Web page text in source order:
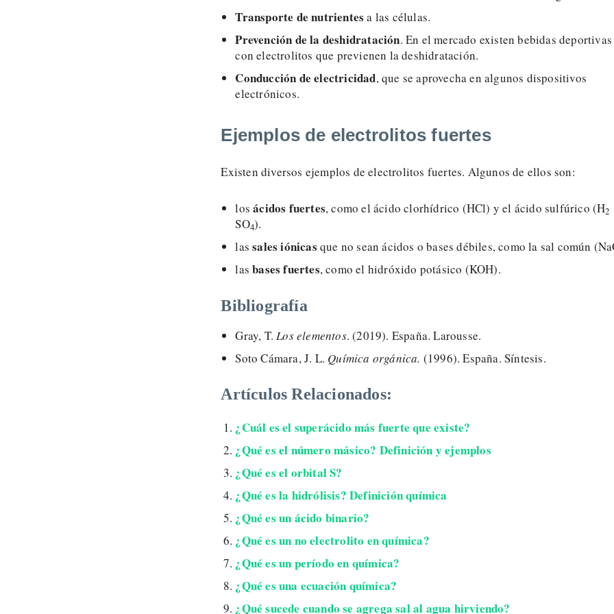
Transporte de nutrientes a las células.
Prevención de la deshidratación. En el mercado existen bebidas deportivas
con electrolitos que previenen la deshidratación.
Conducción de electricidad, que se aprovecha en algunos dispositivos
electrónicos.
Ejemplos de electrolitos fuertes
Existen diversos ejemplos de electrolitos fuertes. Algunos de ellos son:
losácidos fuertes, como el ácido clorhídrico (HCl) y el ácido sulfúrico (H2
SO4).
lassales iónicas que no sean ácidos o bases débiles, como la sal común
lasbases fuertes, como el hidróxido potásico (KOH).
Bibliografía
Gray, T.Los elementos. (2019). España. Larousse.
Soto Cámara, J. L. Química orgánica. (1996). España. Síntesis.
Artículos Relacionados:
¿Cuál es el superácido más fuerte que existe?
¿Qué es el número másico? Definición y ejemplos
¿Qué es el orbital S?
¿Qué es la hidrólisis? Definición química
¿Qué es un ácido binario?
¿Qué es un no electrolito en química?
¿Qué es un período en química?
¿Qué es una ecuación química?
¿Qué sucede cuando se agrega sal al agua hirviendo?